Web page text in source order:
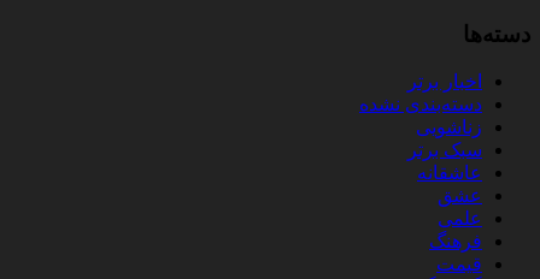
دسته‌ها
اخبار برتر
دسته‌بندی نشده
زناشویی
سبک برتر
عاشقانه
عشق
علمی
فرهنگ
قیمت